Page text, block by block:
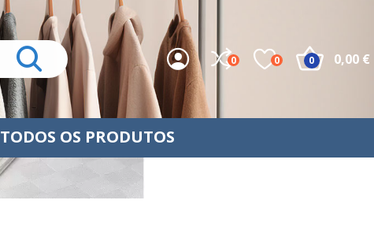
0 0 0,00 €
0
TODOS OS PRODUTOS